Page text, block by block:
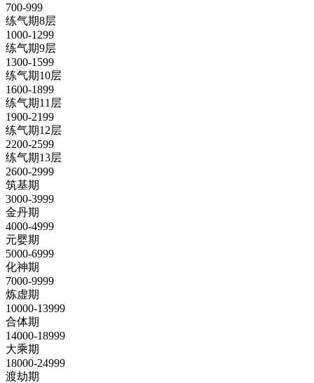
700-999
练气期8层
1000-1299
练气期9层
1300-1599
练气期10层
1600-1899
练气期11层
1900-2199
练气期12层
2200-2599
练气期13层
2600-2999
筑基期
3000-3999
金丹期
4000-4999
元婴期
5000-6999
化神期
7000-9999
炼虚期
10000-13999
合体期
14000-18999
大乘期
18000-24999
渡劫期